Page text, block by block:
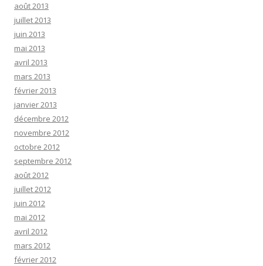
août 2013
juillet 2013
juin 2013
mai 2013
avril 2013
mars 2013
février 2013
janvier 2013
décembre 2012
novembre 2012
octobre 2012
septembre 2012
août 2012
juillet 2012
juin 2012
mai 2012
avril 2012
mars 2012
février 2012